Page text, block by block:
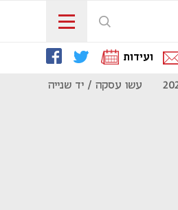
ועידות
עשו עסקה / יד שנייה